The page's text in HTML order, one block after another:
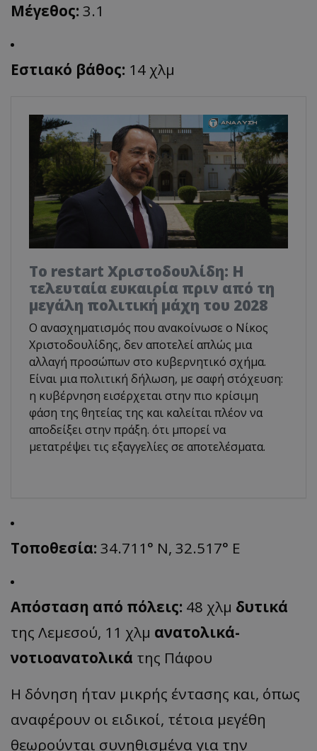
Μέγεθος: 3.1
Εστιακό βάθος: 14 χλμ
Το restart Χριστοδουλίδη: Η
τελευταία ευκαιρία πριν από τη
μεγάλη πολιτική μάχη του 2028
Ο ανασχηματισμός που ανακοίνωσε ο Νίκος
Χριστοδουλίδης, δεν αποτελεί απλώς μια
αλλαγή προσώπων στο κυβερνητικό σχήμα.
Είναι μια πολιτική δήλωση, με σαφή στόχευση:
η κυβέρνηση εισέρχεται στην πιο κρίσιμη
φάση της θητείας της και καλείται πλέον να
αποδείξει στην πράξη. ότι μπορεί να
μετατρέψει τις εξαγγελίες σε αποτελέσματα.
Τοποθεσία: 34.711° N, 32.517° E
Απόσταση από πόλεις: 48 χλμ δυτικά
της Λεμεσού, 11 χλμ ανατολικά-
νοτιοανατολικά της Πάφου
Η δόνηση ήταν μικρής έντασης και, όπως
αναφέρουν οι ειδικοί, τέτοια μεγέθη
θεωρούνται συνηθισμένα για την